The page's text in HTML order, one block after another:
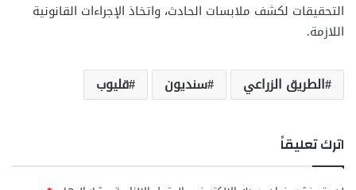
التحقيقات لكشف ملابسات الحادث، واتخاذ الإجراءات القانونية
اللازمة.
الطريق الزراعي سنديون قليوب
اترك تعليقاً